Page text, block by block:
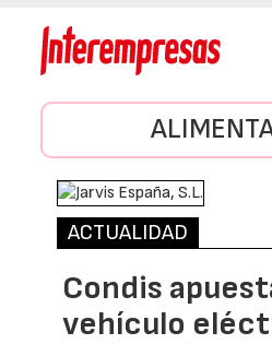
ACTUALIDAD
Condis
vehículo